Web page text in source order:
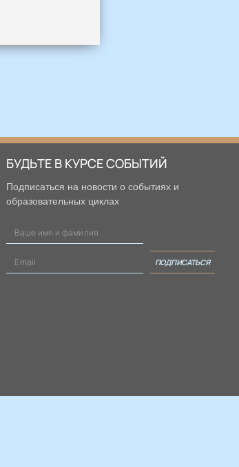
БУДЬТЕ В КУРСЕ СОБЫТИЙ
Подписаться на новости о событиях и
образовательных циклах
ПОДПИСАТЬСЯ